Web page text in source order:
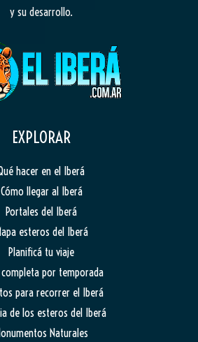
y su desarrollo.
EXPLORAR
hacer en el Iberá
Cómo llegar al Iberá
Portales del Iberá
esteros del Iberá
Planificá tu viaje
por temporada
para recorrer el Iberá
de los esteros del Iberá
Naturales